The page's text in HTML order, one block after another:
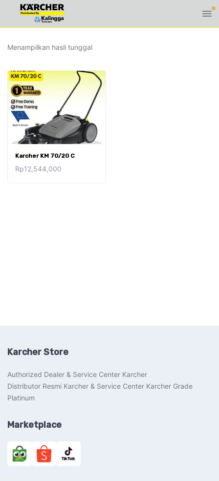
Menampilkan hasil tunggal
Karcher KM 70/20 C
Rp12,544,000
Karcher Store
Authorized Dealer & Service Center Karcher
Distributor Resmi Karcher & Service Center Karcher Grade
Platinum
Marketplace